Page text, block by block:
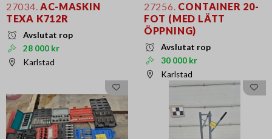
27034. AC-MASKIN
TEXA K712R
Avslutat rop
28 000 kr
Karlstad
27256. CONTAINER 20-
FOT (MED LÄTT
ÖPPNING)
Avslutat rop
30 000 kr
Karlstad